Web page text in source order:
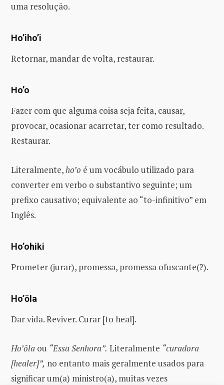
uma resolução.
Ho’iho’i
Retornar, mandar de volta, restaurar.
Ho’o
Fazer com que alguma coisa seja feita, causar,
provocar, ocasionar acarretar, ter como resultado.
Restaurar.
Literalmente,ho’o é um vocábulo utilizado para
converter em verbo o substantivo seguinte; um
prefixo causativo; equivalente ao “to-infinitivo” em
Inglês.
Ho’ohiki
Prometer (jurar), promessa, promessa ofuscante(?).
Ho’ōla
Dar vida. Reviver. Curar [to heal].
Ho’ōla ou “Essa Senhora”. Literalmente “curadora
[healer]”, no entanto mais geralmente usados para
significar um(a) ministro(a), muitas vezes